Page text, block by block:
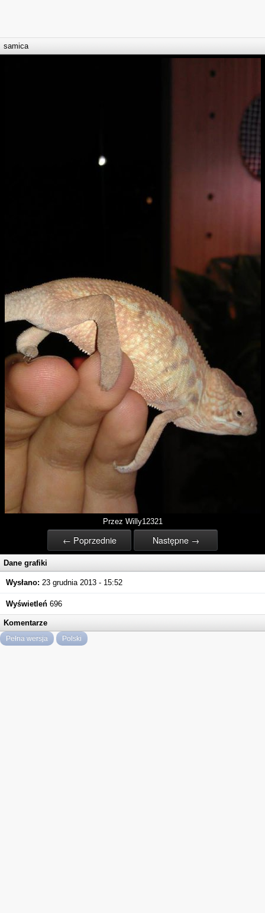
samica
Przez Willy12321
← Poprzednie Następne →
Dane grafiki
Wysłano: 23 grudnia 2013 - 15:52
Wyświetleń 696
Komentarze
Pełna wersja Polski